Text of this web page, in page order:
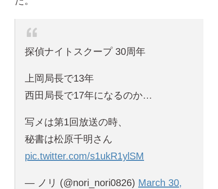
探偵ナイトスクープ 30周年
上岡局長で13年
西田局長で17年になるのか…
写メは第1回放送の時、
秘書は松原千明さん
pic.twitter.com/s1ukR1ylSM
— ノリ (@nori_nori0826) March 30,